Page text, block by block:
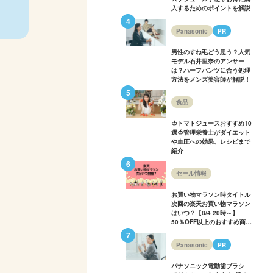
入するためのポイントを解説
Panasonic PR
男性のすね毛どう思う？人気
モデル石井里奈のアンサー
は？ハーフパンツに合う処理
方法をメンズ美容師が解説！
食品
🍅トマトジュースおすすめ10
選🍅管理栄養士がダイエット
や血圧への効果、レシピまで
紹介
セール情報
お買い物マラソン時タイトル
次回の楽天お買い物マラソン
はいつ？【8/4 20時～】
50％OFF以上のおすすめ商品
Panasonic
PR
パナソニック電動歯ブラシ